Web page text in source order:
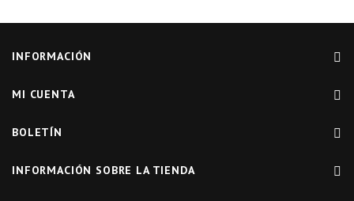
INFORMACIÓN
MI CUENTA
BOLETÍN
INFORMACIÓN SOBRE LA TIENDA